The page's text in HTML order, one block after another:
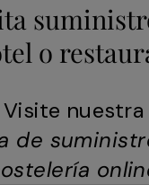
o
Visite nuestra
de